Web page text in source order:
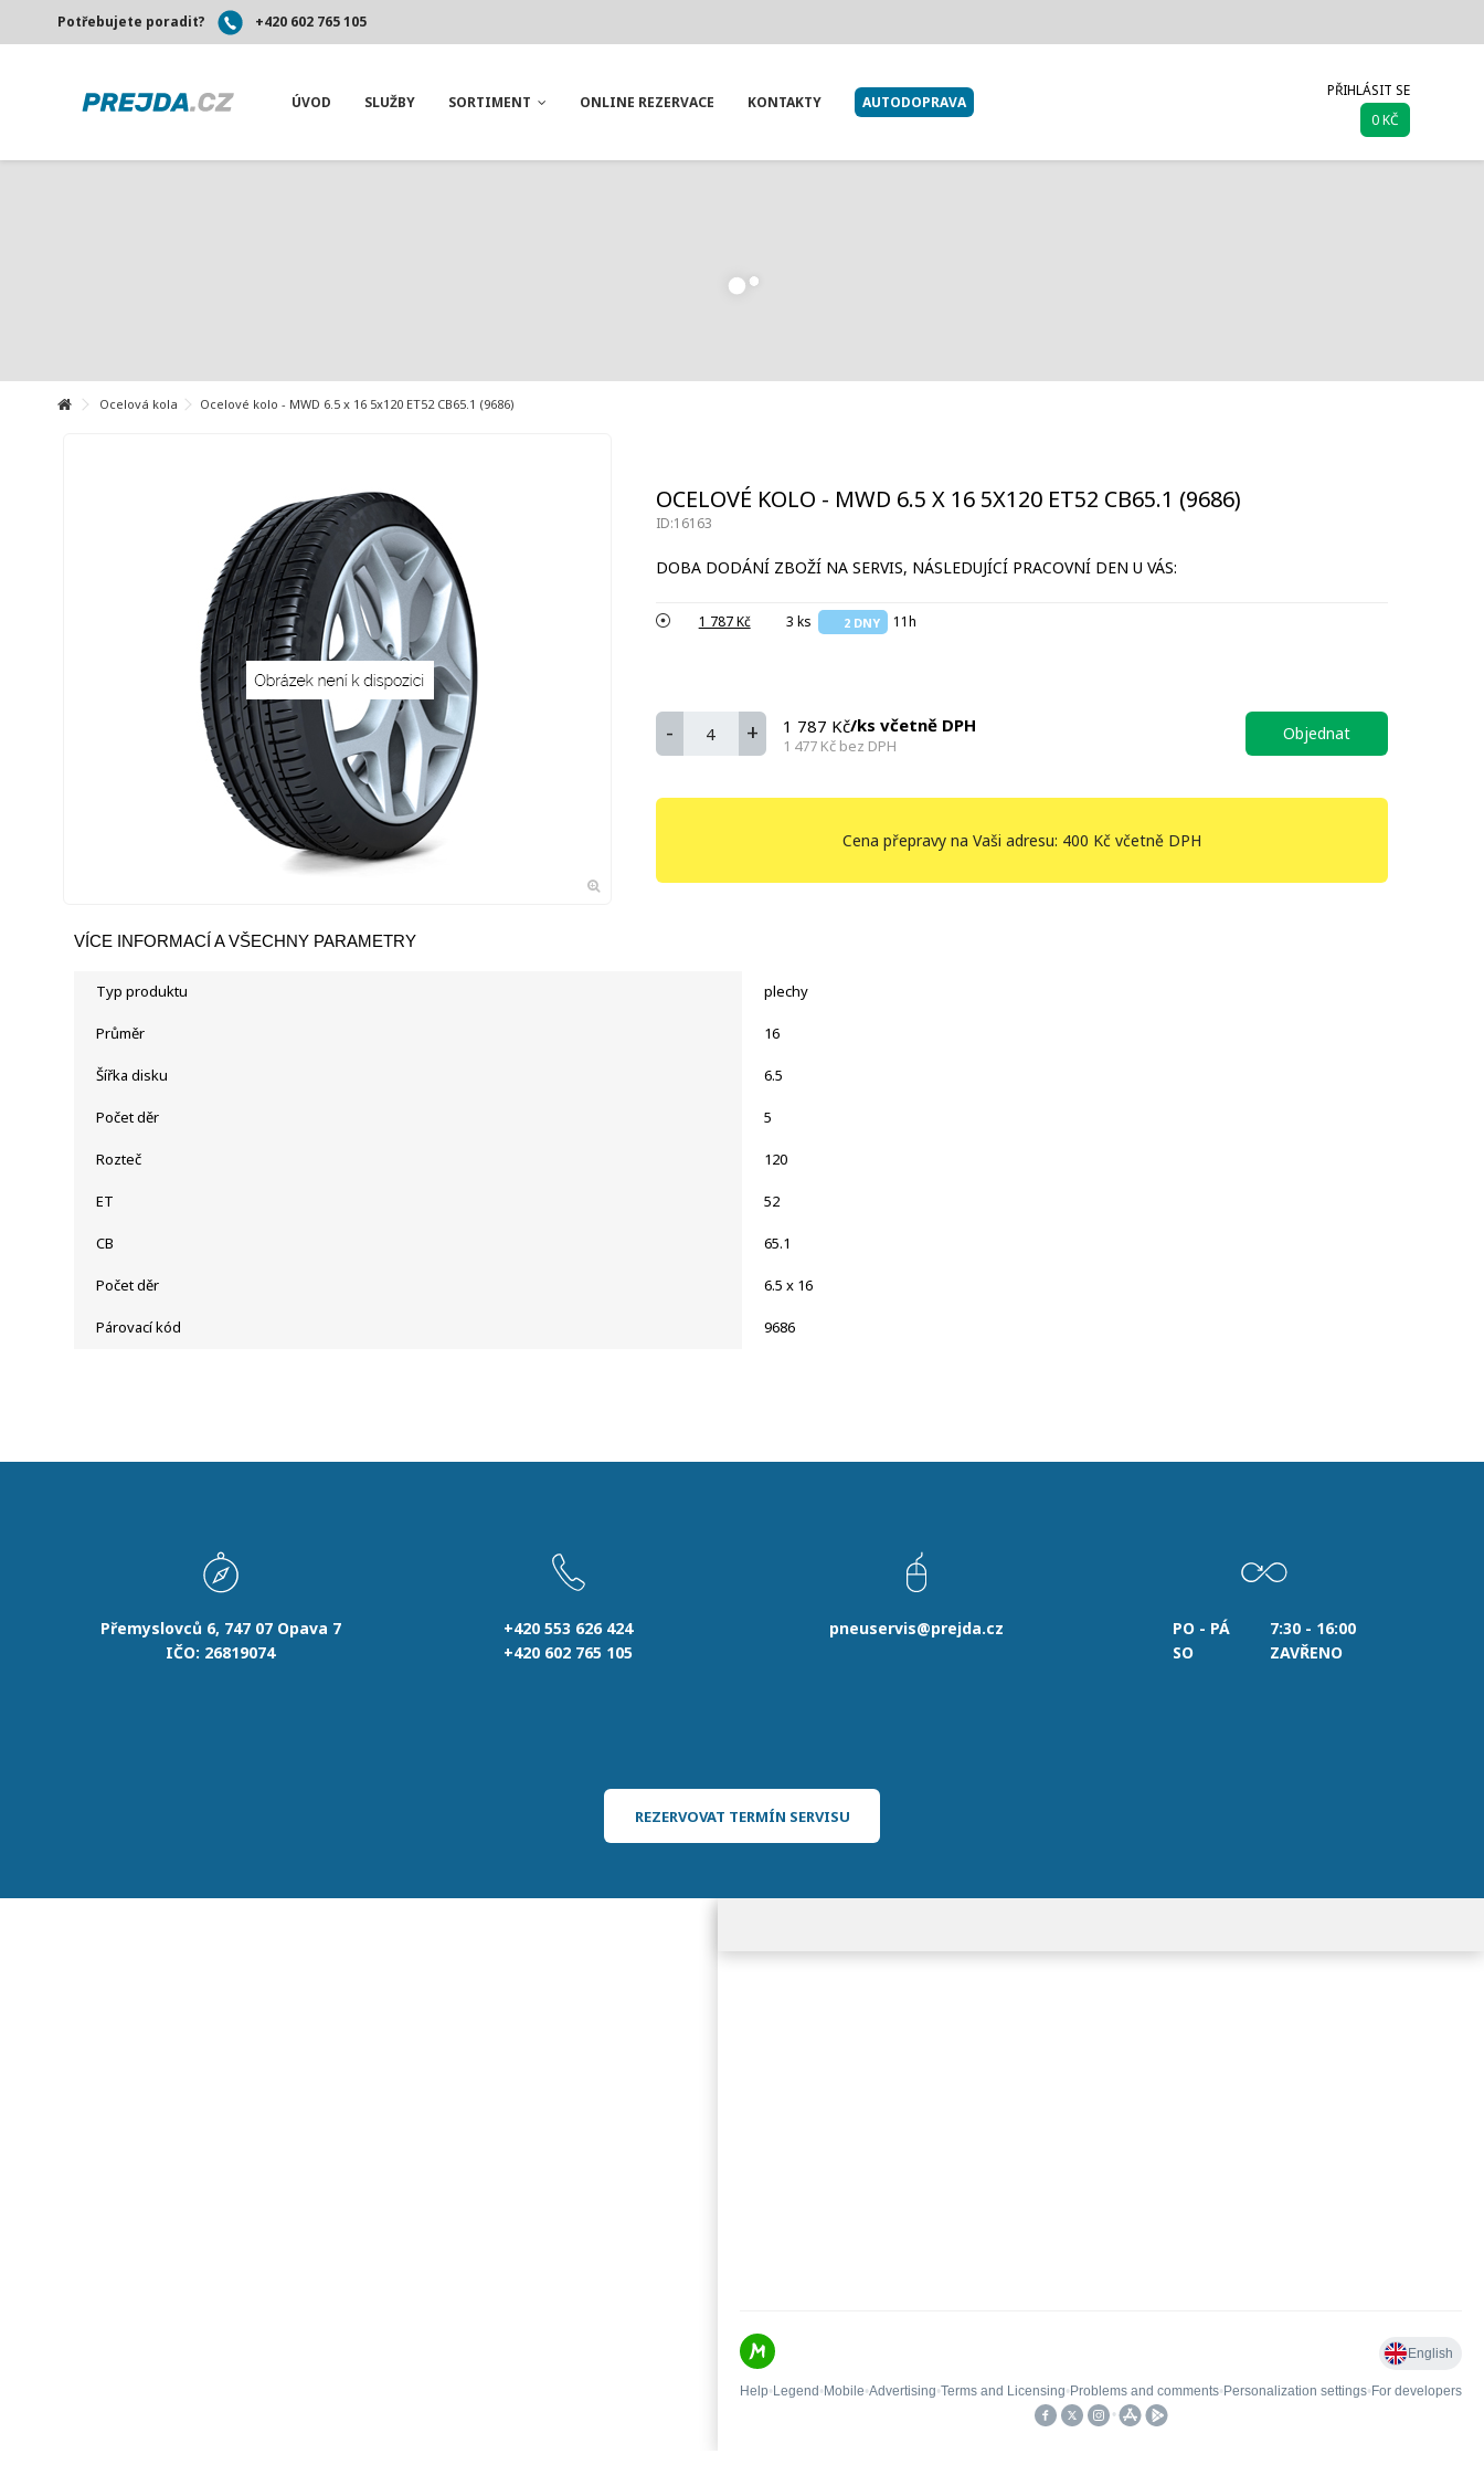
Potřebujete poradit? +420 602 765 105
ÚVOD SLUŽBY SORTIMENT ONLINE REZERVACE KONTAKTY AUTODOPRAVA
PŘIHLÁSIT SE
0 KČ
Ocelová kola Ocelové kolo - MWD 6.5 x 16 5x120 ET52 CB65.1 (9686)
OCELOVÉ KOLO - MWD 6.5 X 16 5X120 ET52 CB65.1 (9686)
ID:16163
DOBA DODÁNÍ ZBOŽÍ NA SERVIS, NÁSLEDUJÍCÍ PRACOVNÍ DEN U VÁS:
1 787 Kč 3 ks 2 DNY 11h
- + 1 787 Kč/ks včetně DPH
1 477 Kčbez DPH
Objednat
Cena přepravy na Vaši adresu: 400 Kč včetně DPH
VÍCE INFORMACÍ A VŠECHNY PARAMETRY
Typ produktu plechy
Průměr 16
Šířka disku 6.5
Počet děr 5
Rozteč 120
ET 52
CB 65.1
Počet děr 6.5 x 16
Párovací kód 9686
Přemyslovců 6, 747 07 Opava 7
IČO: 26819074
+420 553 626 424
+420 602 765 105
pneuservis@prejda.cz PO - PÁ
7:30 - 16:00
SO
ZAVŘENO
REZERVOVAT TERMÍN SERVISU